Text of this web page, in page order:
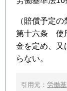
（賠償予定の
第十六条 使
金を定め、又
らない。
引用元： 労働